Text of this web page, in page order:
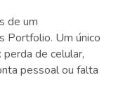
de um
Portfolio. Um único
perda de celular,
pessoal ou falta